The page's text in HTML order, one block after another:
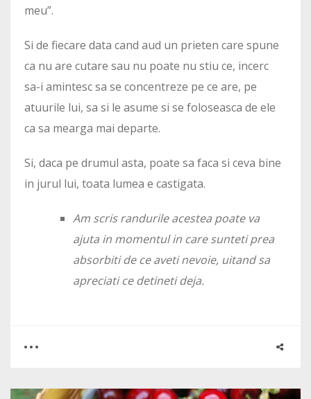
meu”.
Si de fiecare data cand aud un prieten care spune
ca nu are cutare sau nu poate nu stiu ce, incerc
sa-i amintesc sa se concentreze pe ce are, pe
atuurile lui, sa si le asume si se foloseasca de ele
ca sa mearga mai departe.
Si, daca pe drumul asta, poate sa faca si ceva bine
in jurul lui, toata lumea e castigata.
Am scris randurile acestea poate va
ajuta in momentul in care sunteti prea
absorbiti de ce aveti nevoie, uitand sa
apreciati ce detineti deja.